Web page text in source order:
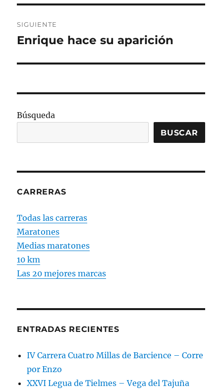
SIGUIENTE
Entrada
Enrique hace su aparición
Búsqueda
BUSCAR
CARRERAS
Todas las carreras
Maratones
Medias maratones
10 km
Las 20 mejores marcas
ENTRADAS RECIENTES
IV Carrera Cuatro Millas de Barcience – Corre
por Enzo
XXVI Legua de Tielmes – Vega del Tajuña